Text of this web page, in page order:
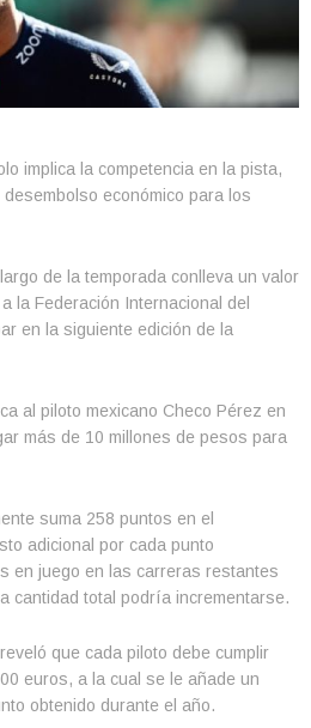
implica la competencia en la pista,
económico para los
de la temporada conlleva un valor
la Federación Internacional del
en la siguiente edición de la
al piloto mexicano Checo Pérez en
más de 10 millones de pesos para
suma 258 puntos en el
adicional por cada punto
en juego en las carreras restantes
cantidad total podría incrementarse.
que cada piloto debe cumplir
euros, a la cual se le añade un
obtenido durante el año.